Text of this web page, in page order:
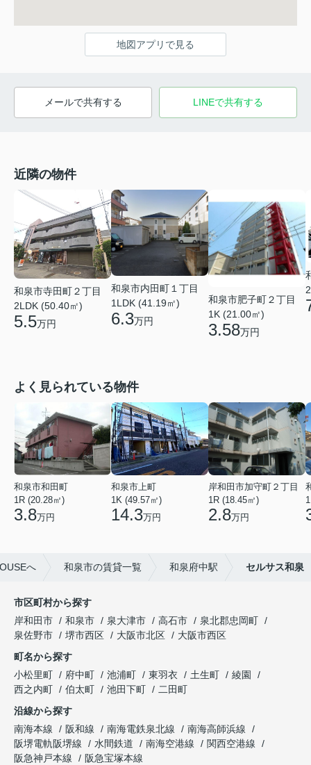
地図アプリで見る
メールで共有する LINEで共有する
近隣の物件
和泉市寺田町２丁目
2LDK (50.40㎡)
5.5万円
和泉市内田町１丁目
1LDK (41.19㎡)
6.3万円
和泉市肥子町２丁目
1K (21.00㎡)
3.58万円
よく見られている物件
和泉市和田町
1R (20.28㎡)
3.8万円
和泉市上町
1K (49.57㎡)
14.3万円
岸和田市加守町２丁目
1R (18.45㎡)
2.8万円
へ 和泉市の賃貸一覧 和泉府中駅 セルサス和泉
市区町村から探す
岸和田市
和泉市 泉大津市 高石市
泉北郡忠岡町
泉佐野市
堺市西区 大阪市北区
大阪市西区
町名から探す
小松里町
府中町 池浦町 東羽衣 土生町
綾園
西之内町
伯太町 池田下町
二田町
沿線から探す
南海本線
阪和線 南海電鉄泉北線
南海高師浜線
阪堺電軌阪堺線
水間鉄道 南海空港線
関西空港線
阪急神戸本線
阪急宝塚本線